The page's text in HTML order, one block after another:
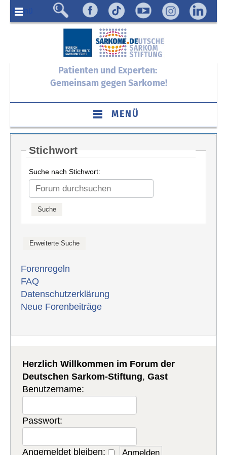
Menü
Patienten und Experten:
Gemeinsam gegen Sarkome!
MENÜ
Stichwort
Suche nach Stichwort:
Forenregeln
FAQ
Datenschutzerklärung
Neue Forenbeiträge
Herzlich Willkommen im Forum der
Deutschen Sarkom-Stiftung,Gast
Benutzername:
Passwort:
Angemeldet bleiben: